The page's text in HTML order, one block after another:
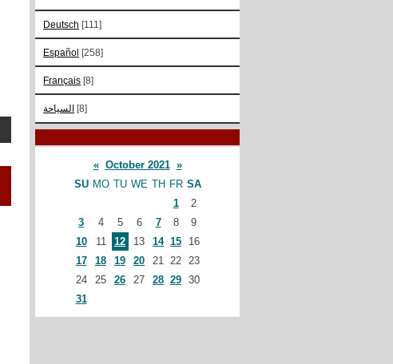
Deutsch [111]
Español [258]
Français [8]
السياحة [8]
« October 2021 »
SU MO TU WE TH FR SA
1
2
3
4 5 6 7 8
9
10
11 12 13 14 15
16
17
18 19 20 21 22 23
24
25 26 27 28 29 30
31